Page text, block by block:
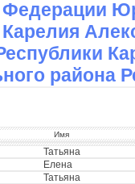
Федерации
района
Имя
Татьяна
Елена
Татьяна